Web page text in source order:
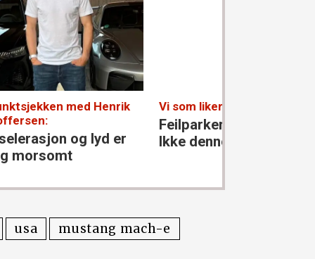
Vi som liker fly og biler:
Feilparkert på rullebanen?
Ikke denne dagen!
usa
mustang mach-e